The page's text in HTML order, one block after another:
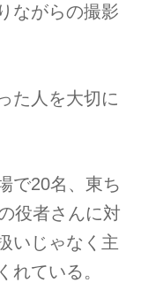
ながらの撮影
た人を大切に
で20名、東ち
役者さんに対
いじゃなく主
れている。